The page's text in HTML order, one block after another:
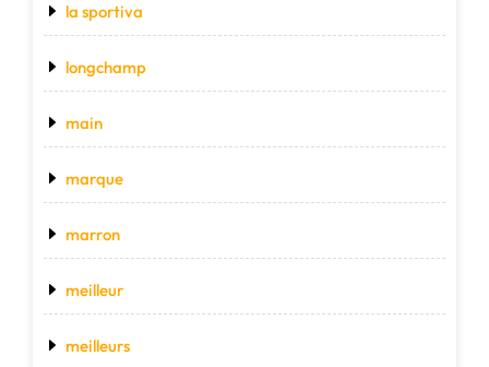
la sportiva
longchamp
main
marque
marron
meilleur
meilleurs